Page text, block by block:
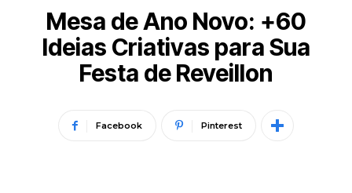
Mesa de Ano Novo: +60
Ideias Criativas para Sua
Festa de Reveillon
Facebook Pinterest